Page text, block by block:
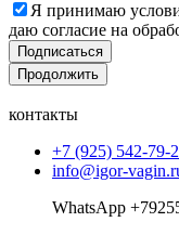
Я принимаю
даю согласие на
Подписаться
Продолжить
контакты
+7 (925) 542-79-
info@igor-
WhatsApp